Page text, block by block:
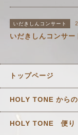
いだきしんコンサート
いだきしんコンサ
トップページ
HOLY TONE から
HOLY TONE 便り